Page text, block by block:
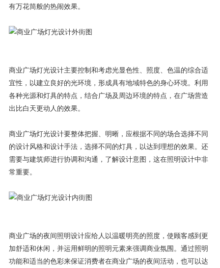
有万花筒般的热闹效果。
商业广场灯光设计主要控制和考虑光显色性、照度、色温的综合适
宜性，以建立良好的光环境，形成具有地域特色的身心环境。利用
各种光源和灯具的特点，结合广场及周边环境的特点，在广场营造
出比白天更动人的效果。
商业广场灯光设计要整体把握、明晰，应根据不同的场合选择不同
的设计风格和设计手法，选择不同的灯具，以达到理想的效果。还
需要与建筑师进行协调和沟通，了解设计意图，这在照明设计中非
常重要。
商业广场的夜间照明设计应给人以温暖明亮的照度，使顾客感到更
加舒适和休闲，并运用鲜明的照明元素来强调商业氛围。通过照明
功能和适当的色彩来保证消费者在商业广场的夜间活动，也可以达